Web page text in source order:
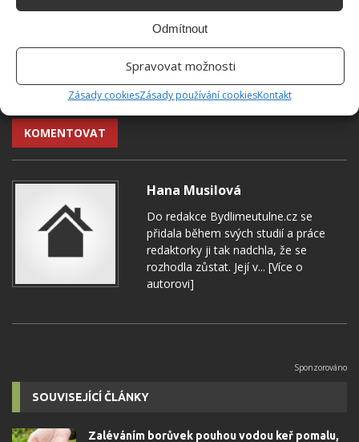
Odmítnout
Spravovat možnosti
Zásady cookiesZásady používání cookiesKontakt
PĚSTOVÁNÍ
Přidejte svůj názor
KOMENTOVAT
Hana Musilová
Do redakce Bydlimeutulne.cz se
přidala během svých studií a práce
redaktorky ji tak nadchla, že se
rozhodla zůstat. Její v... [Více o
autorovi]
SOUVISEJÍCÍ ČLÁNKY
Zaléváním borůvek pouhou vodou keř pomalu,